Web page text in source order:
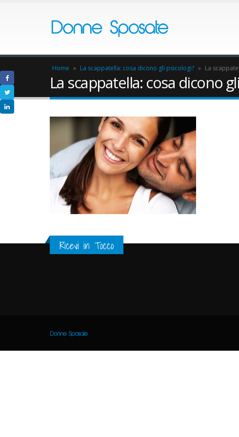
Home » La scappatella: cosa dicono gli psicologi? » La
La scappatella: cosa dicono
Ricevi in Tocco